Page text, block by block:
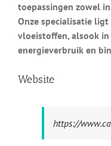
toepassingen zowel
Onze specialisatie
vloeistoffen, alsook
energieverbruik en
Website
https://